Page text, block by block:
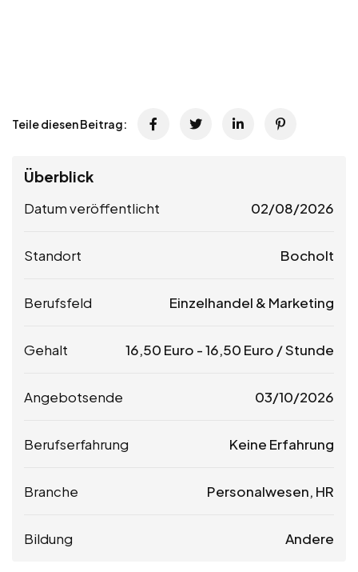
Teile diesen Beitrag:
Überblick
Datum veröffentlicht 02/08/2026
Standort Bocholt
Berufsfeld Einzelhandel & Marketing
Gehalt 16,50 Euro -16,50 Euro / Stunde
Angebotsende 03/10/2026
Berufserfahrung Keine Erfahrung
Branche Personalwesen, HR
Bildung Andere